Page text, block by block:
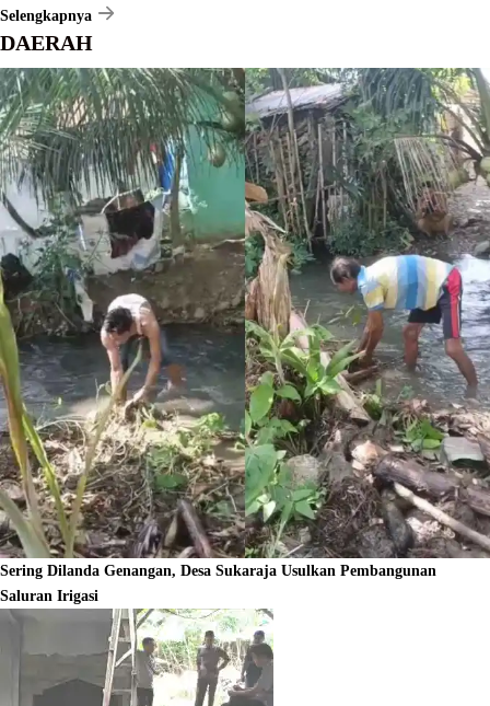
Selengkapnya
DAERAH
Sering Dilanda Genangan, Desa Sukaraja Usulkan Pembangunan
Saluran Irigasi